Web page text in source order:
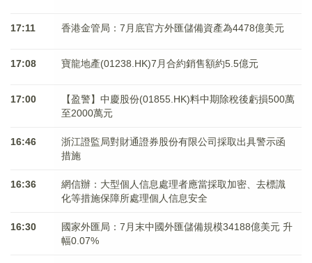
17:11 香港金管局：7月底官方外匯儲備資產為4478億美元
17:08 寶龍地產(01238.HK)7月合約銷售額約5.5億元
17:00
【盈警】中慶股份(01855.HK)料中期除稅後虧損500萬
至2000萬元
16:46
浙江證監局對財通證券股份有限公司採取出具警示函
措施
16:36
網信辦：大型個人信息處理者應當採取加密、去標識
化等措施保障所處理個人信息安全
16:30
國家外匯局：7月末中國外匯儲備規模34188億美元 升
幅0.07%